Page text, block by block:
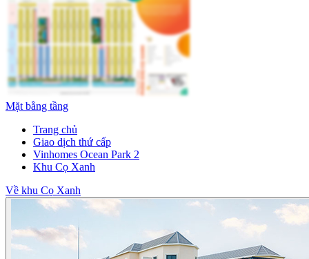
Mặt bằng tầng
Trang chủ
Giao dịch thứ cấp
Vinhomes Ocean Park 2
Khu Cọ Xanh
Về khu Cọ Xanh